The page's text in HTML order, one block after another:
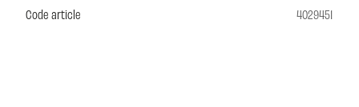
Code article
4029451